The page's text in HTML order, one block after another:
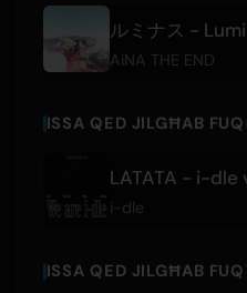
ルミナス -
AiNA THE END
ISSA QED JILGĦAB FUQ
LATATA - i-dle
i-dle
ISSA QED JILGĦAB FUQ